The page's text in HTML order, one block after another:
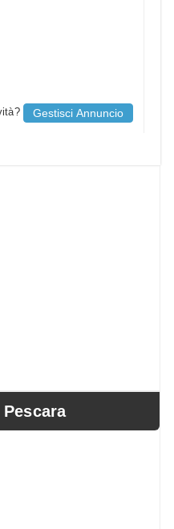
Gestisci Annuncio
Pescara